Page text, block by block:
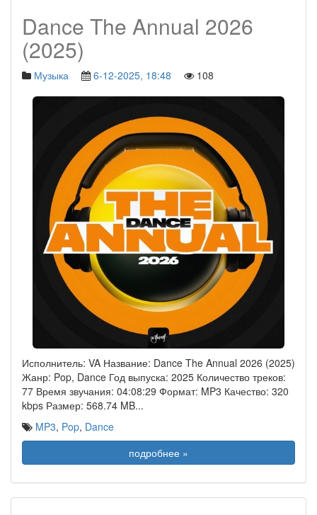
Dance The Annual 2026
(2025)
Музыка 6-12-2025, 18:48 108
Исполнитель: VA Название: Dance The Annual 2026 (2025)
Жанр: Pop, Dance Год выпуска: 2025 Количество треков:
77 Время звучания: 04:08:29 Формат: MP3 Качество: 320
kbps Размер: 568.74 MB...
MP3, Pop, Dance
подробнее »